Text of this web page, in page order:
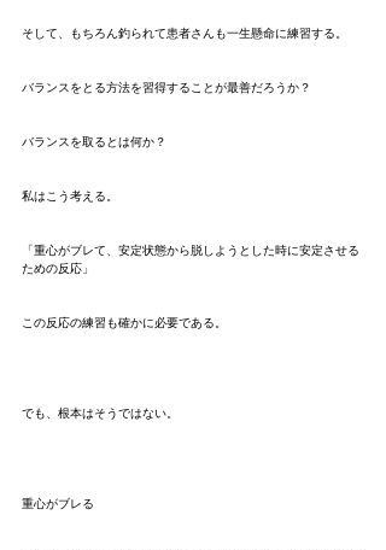
そして、もちろん釣られて患者さんも一生懸命に練習する。
バランスをとる方法を習得することが最善だろうか？
バランスを取るとは何か？
私はこう考える。
「重心がブレて、安定状態から脱しようとした時に安定させる
ための反応」
この反応の練習も確かに必要である。
でも、根本はそうではない。
重心がブレる